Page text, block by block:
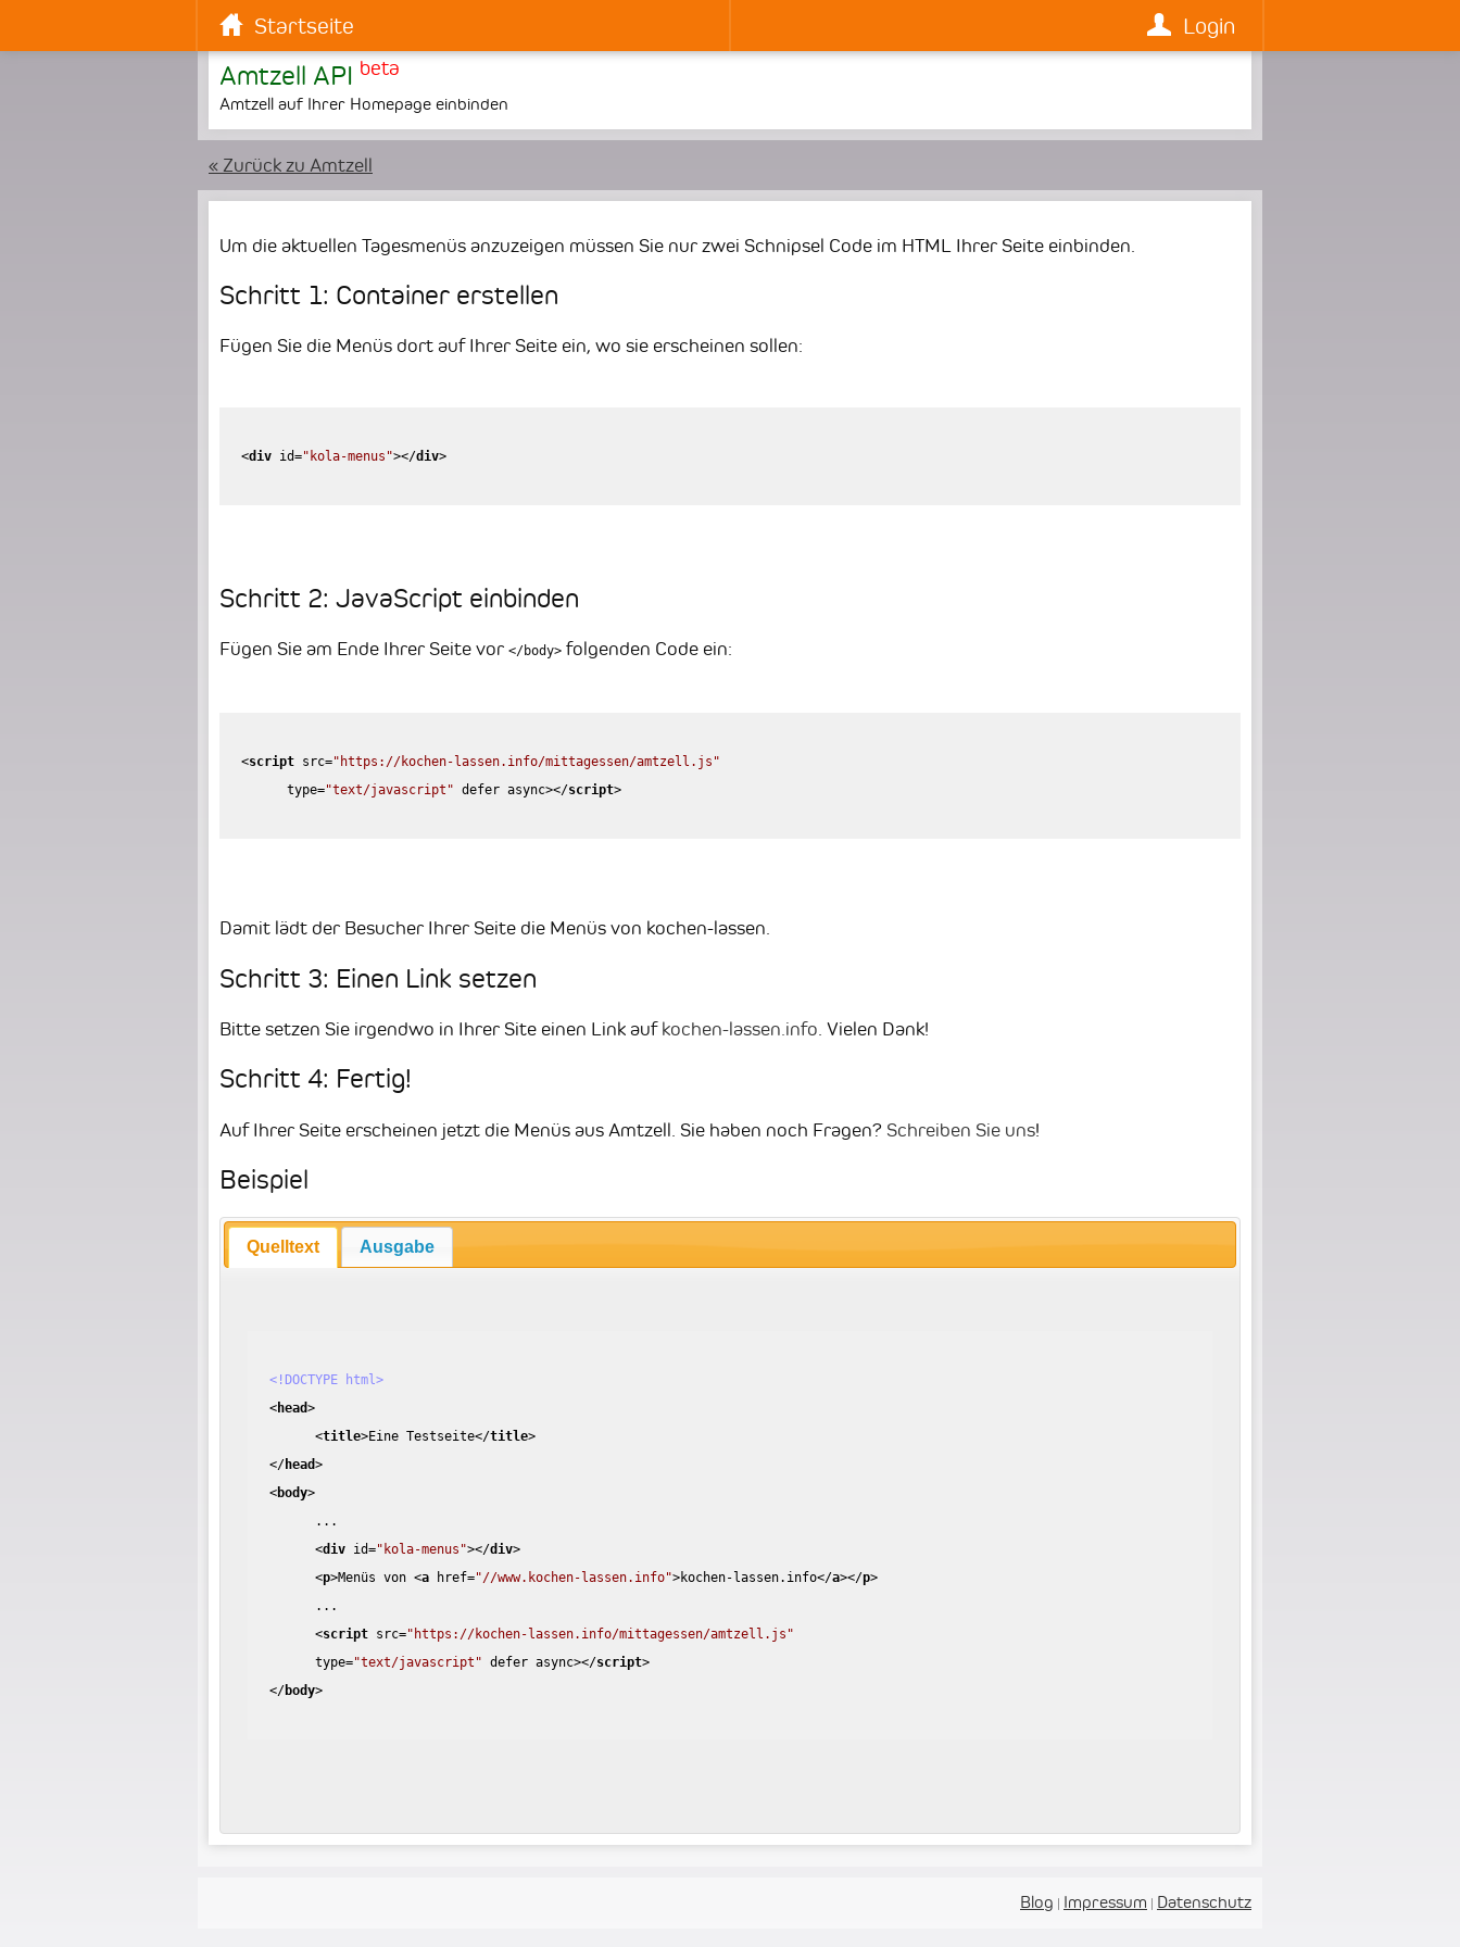
Startseite Login
Amtzell API beta
Amtzell auf Ihrer Homepage einbinden
« Zurück zu Amtzell
Um die aktuellen Tagesmenüs anzuzeigen müssen Sie nur zwei Schnipsel Code im HTML Ihrer Seite einbinden.
Schritt 1: Container erstellen
Fügen Sie die Menüs dort auf Ihrer Seite ein, wo sie erscheinen sollen:
<div id="kola-menus"></div>
Schritt 2: JavaScript einbinden
Fügen Sie am Ende Ihrer Seite vor </body> folgenden Code ein:
<script src="https://kochen-lassen.info/mittagessen/amtzell.js"
type="text/javascript" defer async></script>
Damit lädt der Besucher Ihrer Seite die Menüs von kochen-lassen.
Schritt 3: Einen Link setzen
Bitte setzen Sie irgendwo in Ihrer Site einen Link auf kochen-lassen.info. Vielen Dank!
Schritt 4: Fertig!
Auf Ihrer Seite erscheinen jetzt die Menüs aus Amtzell. Sie haben noch Fragen? Schreiben Sie uns!
Beispiel
Quelltext Ausgabe
<!DOCTYPE html>
<head>
<title>Eine Testseite</title>
</head>
<body>
...
<div id="kola-menus"></div>
<p>Menüs von <a href="//www.kochen-lassen.info">kochen-lassen.info</a></p>
...
<script src="https://kochen-lassen.info/mittagessen/amtzell.js"
type="text/javascript" defer async></script>
</body>
Blog | Impressum | Datenschutz